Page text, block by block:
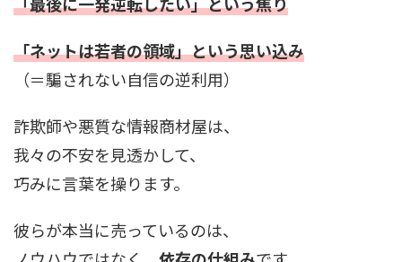
「ネットは若者の領域」という思い込み
（＝騙されない自信の逆利用）
詐欺師や悪質な情報商材屋は、
我々の不安を見透かして、
巧みに言葉を操ります。
彼らが本当に売っているのは、